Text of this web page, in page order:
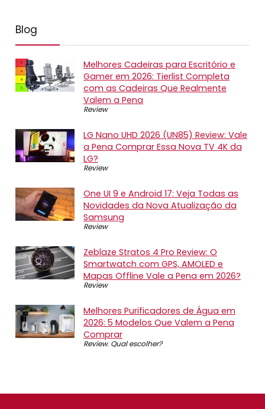
Blog
Melhores Cadeiras para Escritório e
Gamer em 2026: Tierlist Completa
com as Cadeiras Que Realmente
Valem a Pena
Review
LG Nano UHD 2026 (UN85) Review: Vale
a Pena Comprar Essa Nova TV 4K da
LG?
Review
One UI 9 e Android 17: Veja Todas as
Novidades da Nova Atualização da
Samsung
Review
Zeblaze Stratos 4 Pro Review: O
Smartwatch com GPS, AMOLED e
Mapas Offline Vale a Pena em 2026?
Review
Melhores Purificadores de Água em
2026: 5 Modelos Que Valem a Pena
Comprar
Review, Qual escolher?